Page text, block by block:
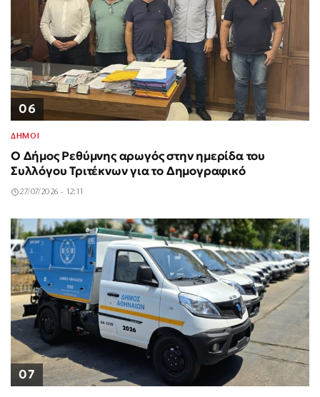
06
ΔΗΜΟΙ
Ο Δήμος Ρεθύμνης αρωγός στην ημερίδα του
Συλλόγου Τριτέκνων για το Δημογραφικό
27/07/2026 - 12:11
07